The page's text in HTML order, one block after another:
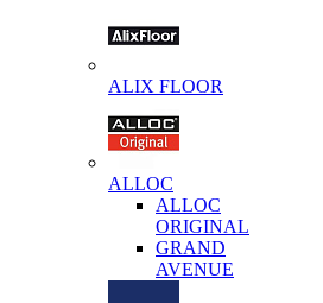
ALIX FLOOR
ALLOC
ALLOC
ORIGINAL
GRAND
AVENUE